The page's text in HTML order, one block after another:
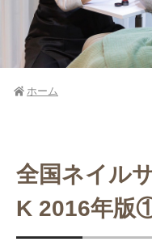
ホーム
全国ネイル
K 2016年版